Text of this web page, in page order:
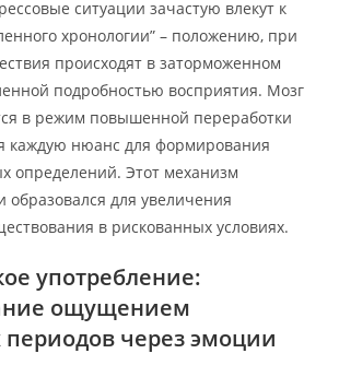
ситуации зачастую влекут к
хронологии” – положению, при
происходят в заторможенном
подробностью восприятия. Мозг
в режим повышенной переработки
каждую нюанс для формирования
определений. Этот механизм
образовался для увеличения
в рискованных условиях.
употребление:
ощущением
через эмоции